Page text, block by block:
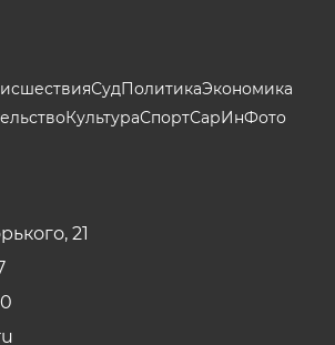
СудПолитикаЭкономика
КультураСпортСарИнФото
21